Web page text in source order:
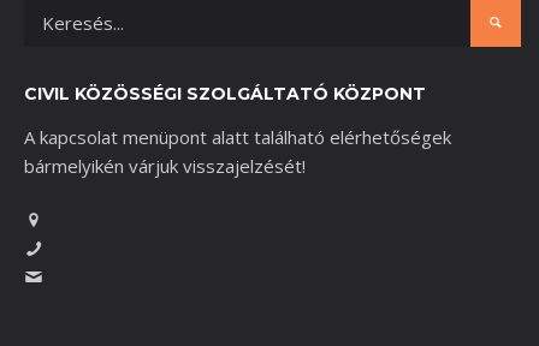
CIVIL KÖZÖSSÉGI SZOLGÁLTATÓ KÖZPONT
A kapcsolat menüpont alatt található elérhetőségek
bármelyikén várjuk visszajelzését!